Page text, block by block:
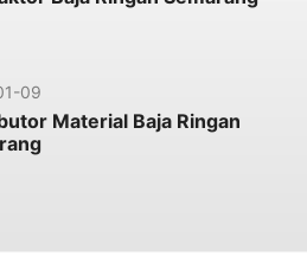
09
Material Baja Ringan